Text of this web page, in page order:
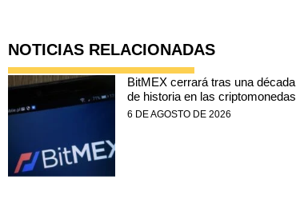
NOTICIAS RELACIONADAS
BitMEX cerrará tras una década
de historia en las criptomonedas
6 DE AGOSTO DE 2026